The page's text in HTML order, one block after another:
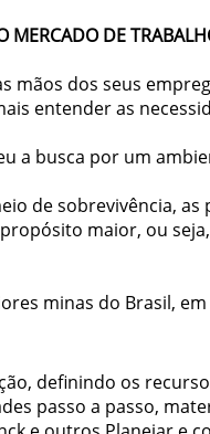
MERCADO DE
dos seus
entender as
a busca por um
de sobrevivência, as
maior, ou
minas do Brasil,
definindo os
passo a passo,